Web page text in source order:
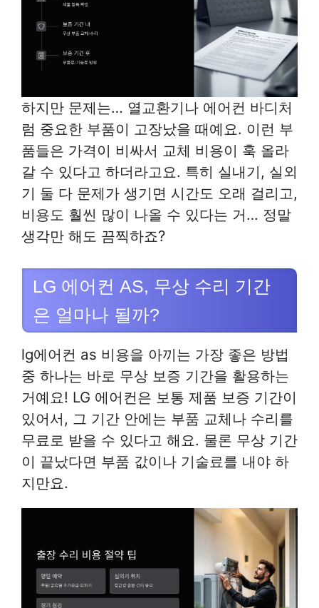
하지만 문제는… 열교환기나 에어컨 바디처
럼 중요한 부품이 고장났을 때예요. 이런 부
품들은 가격이 비싸서 교체 비용이 훅 올라
갈 수 있다고 하더라고요. 특히 실내기, 실외
기 둘 다 문제가 생기면 시간도 오래 걸리고,
비용도 훨씬 많이 나올 수 있다는 거… 정말
생각만 해도 끔찍하죠?
LG 에어컨 AS, 무상 수리 기간
은 얼마나 될까?
lg에어컨 as 비용을 아끼는 가장 좋은 방법
중 하나는 바로 무상 보증 기간을 활용하는
거예요! LG 에어컨은 보통 제품 보증 기간이
있어서, 그 기간 안에는 부품 교체나 수리를
무료로 받을 수 있다고 해요. 물론 무상 기간
이 끝났다면 부품 값이나 기술료를 내야 하
지만요.